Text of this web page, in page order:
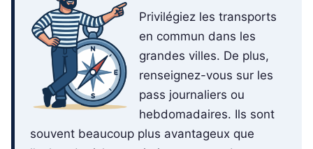
Privilégiez les transports
en commun dans les
grandes villes. De plus,
renseignez-vous sur les
pass journaliers ou
hebdomadaires. Ils sont
souvent beaucoup plus avantageux que